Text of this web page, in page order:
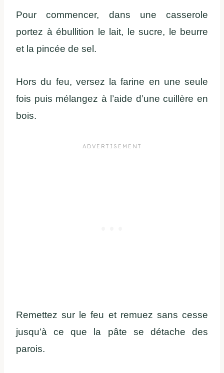
Pour commencer, dans une casserole
portez à ébullition le lait, le sucre, le beurre
et la pincée de sel.
Hors du feu, versez la farine en une seule
fois puis mélangez à l’aide d’une cuillère en
bois.
Remettez sur le feu et remuez sans cesse
jusqu’à ce que la pâte se détache des
parois.